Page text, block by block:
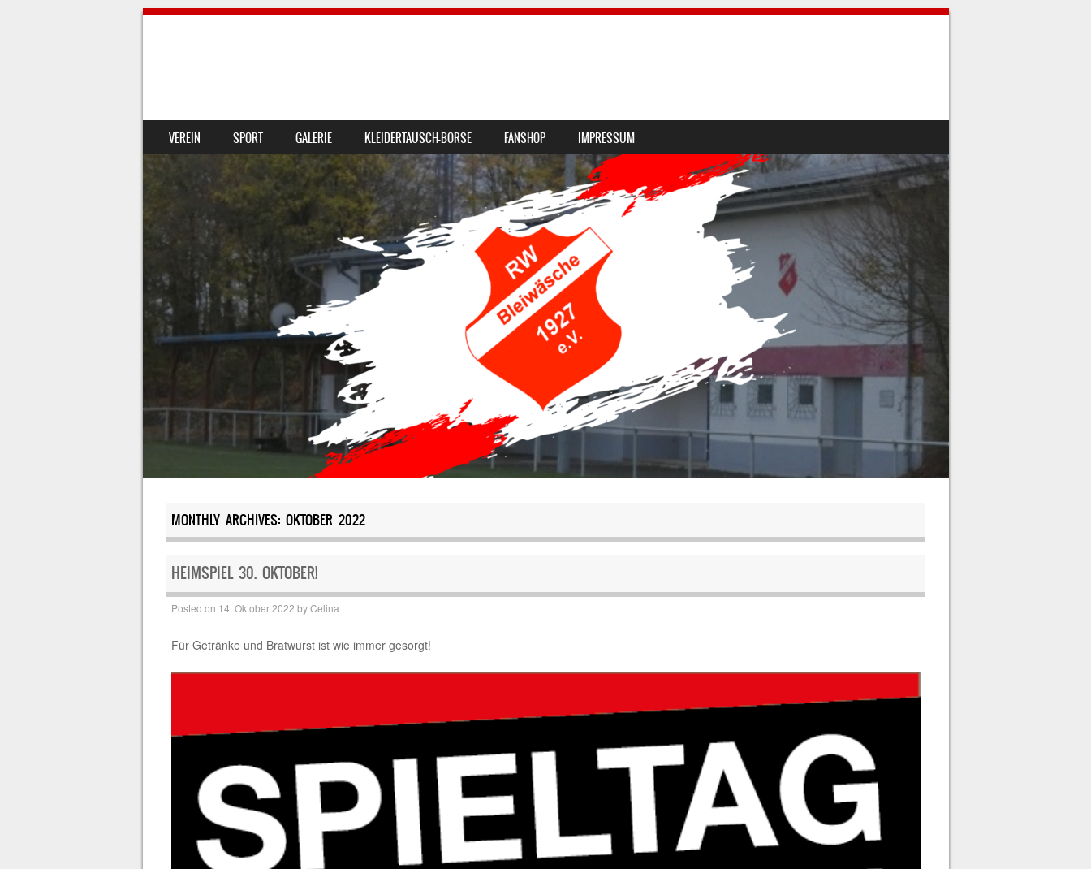
MENU
SKIP TO CONTENT
VEREIN SPORT GALERIE KLEIDERTAUSCH-BÖRSE FANSHOP IMPRESSUM
MONTHLY ARCHIVES:OKTOBER 2022
HEIMSPIEL 30. OKTOBER!
Posted on 14. Oktober 2022 byCelina
Für Getränke und Bratwurst ist wie immer gesorgt!